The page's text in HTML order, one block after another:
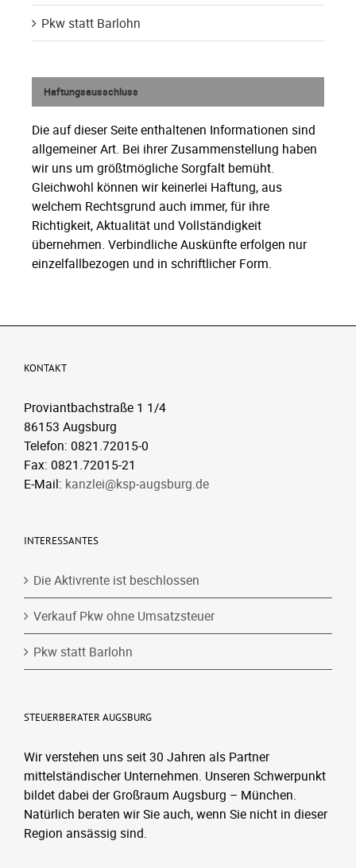
Pkw statt Barlohn
Haftungsausschluss
Die auf dieser Seite enthaltenen Informationen sind
allgemeiner Art. Bei ihrer Zusammenstellung haben
wir uns um größtmögliche Sorgfalt bemüht.
Gleichwohl können wir keinerlei Haftung, aus
welchem Rechtsgrund auch immer, für ihre
Richtigkeit, Aktualität und Vollständigkeit
übernehmen. Verbindliche Auskünfte erfolgen nur
einzelfallbezogen und in schriftlicher Form.
KONTAKT
Proviantbachstraße 1 1/4
86153 Augsburg
Telefon: 0821.72015-0
Fax: 0821.72015-21
E-Mail: kanzlei@ksp-augsburg.de
INTERESSANTES
Die Aktivrente ist beschlossen
Verkauf Pkw ohne Umsatzsteuer
Pkw statt Barlohn
STEUERBERATER AUGSBURG
Wir verstehen uns seit 30 Jahren als Partner
mittelständischer Unternehmen. Unseren Schwerpunkt
bildet dabei der Großraum Augsburg – München.
Natürlich beraten wir Sie auch, wenn Sie nicht in dieser
Region ansässig sind.